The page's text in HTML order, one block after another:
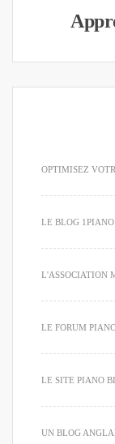
OPTIMISEZ
LE BLOG
L'ASSOCIATION
LE FORUM
LE SITE PIANO
UN BLOG